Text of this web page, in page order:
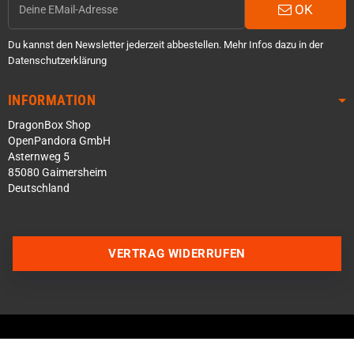
OK
Du kannst den Newsletter jederzeit abbestellen. Mehr Infos dazu in der
Datenschutzerklärung
INFORMATION
DragonBox Shop
OpenPandora GmbH
Asternweg 5
85080 Gaimersheim
Deutschland
Über WhatsApp schreiben
VERTRAG WIDERRUFEN